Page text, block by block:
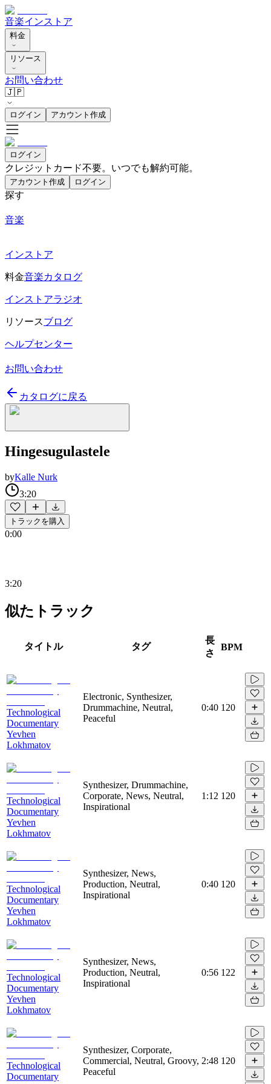
音楽インストア
料金
リソース
お問い合わせ
🇯🇵
ログイン アカウント作成
ログイン
クレジットカード不要。いつでも解約可能。
アカウント作成 ログイン
探す
音楽
インストア
料金音楽カタログ
インストアラジオ
リソースブログ
ヘルプセンター
お問い合わせ
カタログに戻る
Hingesugulastele
byKalle Nurk
3:20
トラックを購入
0:00
3:20
似たトラック
タイトル タグ
長
さ
BPM
Technological
Documentary
Yevhen
Lokhmatov
Electronic, Synthesizer,
Drummachine, Neutral,
Peaceful
0:40 120
Technological
Documentary
Yevhen
Lokhmatov
Synthesizer, Drummachine,
Corporate, News, Neutral,
Inspirational
1:12 120
Technological
Documentary
Yevhen
Lokhmatov
Synthesizer, News,
Production, Neutral,
Inspirational
0:40 120
Technological
Documentary
Yevhen
Lokhmatov
Synthesizer, News,
Production, Neutral,
Inspirational
0:56 122
Technological
Documentary
Synthesizer, Corporate,
Commercial, Neutral, Groovy,
Peaceful
2:48 120